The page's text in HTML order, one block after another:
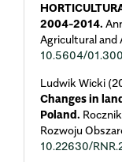
2004-2014.
Agricultural and
10.5604/
Ludwik Wicki
Changes in
Poland.
Rozwoju
10.22630/